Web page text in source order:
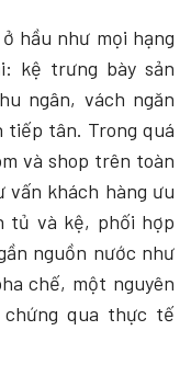
hầu như mọi hạng
kệ trưng bày sản
ngân, vách ngăn
tiếp tân. Trong quá
và shop trên toàn
vấn khách hàng ưu
tủ và kệ, phối hợp
nguồn nước như
chế, một nguyên
qua thực tế